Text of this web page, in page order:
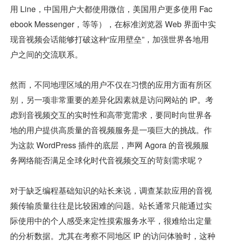
用 Line，中国用户大都使用微信，美国用户更多使用 Fac
ebook Messenger，等等），在标准浏览器 Web 界面中实
现音视频会话能够打破这种“应用壁垒”，加强世界各地用
户之间的交流联系。
然而，不同地理区域的用户不仅在习惯的应用方面有所区
别，另一项非常重要的差异化因素就是访问网站的 IP。考
虑到音视频交互的实时性和高带宽需求，要同时向世界各
地的用户提供高质量的音视频服务是一项巨大的挑战。作
为这款 WordPress 插件的底层，声网 Agora 的音视频服
务网络能否满足全球化时代音视频交互的苛刻需求呢？
对于缺乏编程基础知识的站长来说，调查某款应用的音视
频传输质量往往是比较困难的问题。站长通常只能通过实
际使用中的个人感受来定性摸索服务水平，很难给出定量
的分析数据。尤其在考察不同地区 IP 的访问体验时，这种